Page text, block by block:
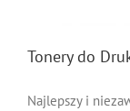
Tonery do
Najlepszy i